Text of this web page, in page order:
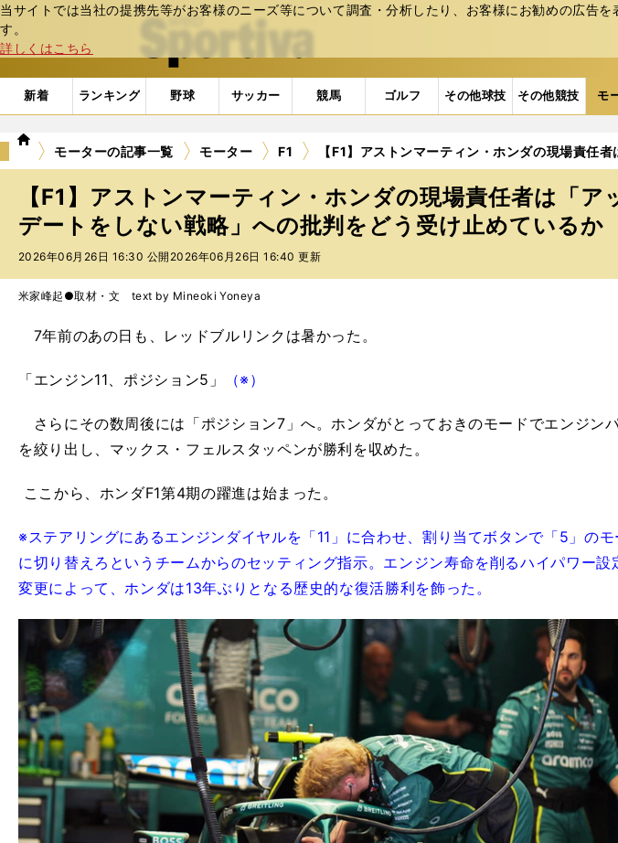
当サイトでは当社の提携先等がお客様のニーズ等について調査・分析したり、お客様にお勧めの広告
す。
詳しくはこちら
web Sportiva (webスポルティーバ)
新着 ランキング 野球 サッカー 競馬 ゴルフ その他球技 その他競技 モ
we
ル
テ
ィ
ー
バ
モーターの記事一覧 モーター F1 【F1】アストンマーティン・ホンダの現場責任
【F1】アストンマーティン・ホンダの現場責任者は「ア
デートをしない戦略」への批判をどう受け止めているか
2026年06月26日 16:30 公開 2026年06月26日 16:40 更新
米家峰起●取材・文 text by Mineoki Yoneya
7年前のあの日も、レッドブルリンクは暑かった。
「エンジン11、ポジション5」 （※）
さらにその数周後には「ポジション7」へ。ホンダがとっておきのモードでエンジン
を絞り出し、マックス・フェルスタッペンが勝利を収めた。
ここから、ホンダF1第4期の躍進は始まった。
※ステアリングにあるエンジンダイヤルを「11」に合わせ、割り当てボタンで「5」のモ
に切り替えろというチームからのセッティング指示。エンジン寿命を削るハイパワー設
変更によって、ホンダは13年ぶりとなる歴史的な復活勝利を飾った。